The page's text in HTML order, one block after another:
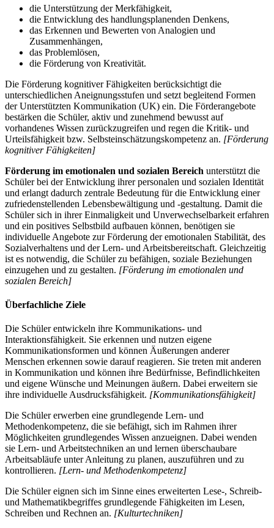
die Unterstützung der Merkfähigkeit,
die Entwicklung des handlungsplanenden Denkens,
das Erkennen und Bewerten von Analogien und
Zusammenhängen,
das Problemlösen,
die Förderung von Kreativität.
Die Förderung kognitiver Fähigkeiten berücksichtigt die
unterschiedlichen Aneignungsstufen und setzt begleitend Formen
der Unterstützten Kommunikation (UK) ein. Die Förderangebote
bestärken die Schüler, aktiv und zunehmend bewusst auf
vorhandenes Wissen zurückzugreifen und regen die Kritik- und
Urteilsfähigkeit bzw. Selbsteinschätzungskompetenz an. [Förderung
kognitiver Fähigkeiten]
Förderung im emotionalen und sozialen Bereich unterstützt die
Schüler bei der Entwicklung ihrer personalen und sozialen Identität
und erlangt dadurch zentrale Bedeutung für die Entwicklung einer
zufriedenstellenden Lebensbewältigung und -gestaltung. Damit die
Schüler sich in ihrer Einmaligkeit und Unverwechselbarkeit erfahren
und ein positives Selbstbild aufbauen können, benötigen sie
individuelle Angebote zur Förderung der emotionalen Stabilität, des
Sozialverhaltens und der Lern- und Arbeitsbereitschaft. Gleichzeitig
ist es notwendig, die Schüler zu befähigen, soziale Beziehungen
einzugehen und zu gestalten. [Förderung im emotionalen und
sozialen Bereich]
Überfachliche Ziele
Die Schüler entwickeln ihre Kommunikations- und
Interaktionsfähigkeit. Sie erkennen und nutzen eigene
Kommunikationsformen und können Äußerungen anderer
Menschen erkennen sowie darauf reagieren. Sie treten mit anderen
in Kommunikation und können ihre Bedürfnisse, Befindlichkeiten
und eigene Wünsche und Meinungen äußern. Dabei erweitern sie
ihre individuelle Ausdrucksfähigkeit. [Kommunikationsfähigkeit]
Die Schüler erwerben eine grundlegende Lern- und
Methodenkompetenz, die sie befähigt, sich im Rahmen ihrer
Möglichkeiten grundlegendes Wissen anzueignen. Dabei wenden
sie Lern- und Arbeitstechniken an und lernen überschaubare
Arbeitsabläufe unter Anleitung zu planen, auszuführen und zu
kontrollieren. [Lern- und Methodenkompetenz]
Die Schüler eignen sich im Sinne eines erweiterten Lese-, Schreib-
und Mathematikbegriffes grundlegende Fähigkeiten im Lesen,
Schreiben und Rechnen an. [Kulturtechniken]